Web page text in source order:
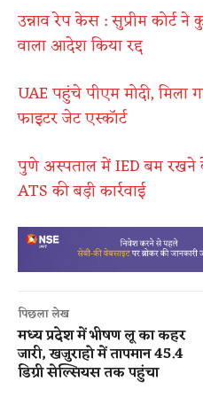
उन्नाव रेप केस : सुप्रीम कोर्ट
वाला आदेश किया रद्द
UAE पहुंचे पीएम मोदी,
फाइटर जेट एस्कॉर्ट
पुणे अस्पताल में IED बम रखने
ATS की बड़ी कार्रवाई
पिछला लेख
मध्य प्रदेश में भीषण लू का कहर
जारी, खजुराहो में तापमान 45.4
डिग्री सेल्सियस तक पहुंचा